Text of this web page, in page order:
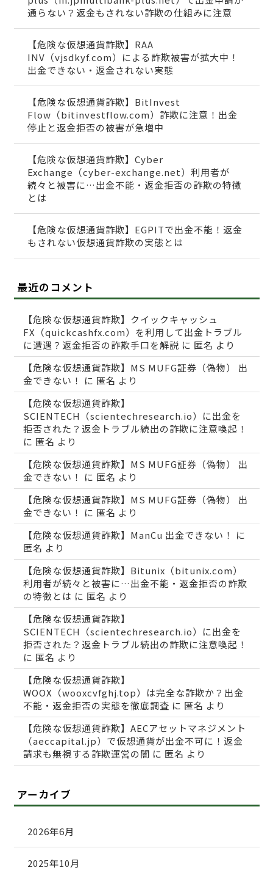
通らない？返金もされない詐欺の仕組みに注意
【危険な仮想通貨詐欺】RAA
INV（vjsdkyf.com）による詐欺被害が拡大中！
出金できない・返金されない実態
【危険な仮想通貨詐欺】BitInvest
Flow（bitinvestflow.com）詐欺に注意！出金
停止と返金拒否の被害が急増中
【危険な仮想通貨詐欺】Cyber
Exchange（cyber-exchange.net）利用者が
続々と被害に…出金不能・返金拒否の詐欺の特徴
とは
【危険な仮想通貨詐欺】EGPITで出金不能！返金
もされない仮想通貨詐欺の実態とは
最近のコメント
【危険な仮想通貨詐欺】クイックキャッシュ
FX（quickcashfx.com）を利用して出金トラブル
に遭遇？返金拒否の詐欺手口を解説 に 匿名 より
【危険な仮想通貨詐欺】MS MUFG証券（偽物） 出
金できない！
に 匿名 より
【危険な仮想通貨詐欺】
SCIENTECH（scientechresearch.io）に出金を
拒否された？返金トラブル続出の詐欺に注意喚起！
に 匿名 より
【危険な仮想通貨詐欺】MS MUFG証券（偽物） 出
金できない！
に 匿名 より
【危険な仮想通貨詐欺】MS MUFG証券（偽物） 出
金できない！
に 匿名 より
【危険な仮想通貨詐欺】ManCu 出金できない！
に
匿名 より
【危険な仮想通貨詐欺】Bitunix（bitunix.com）
利用者が続々と被害に…出金不能・返金拒否の詐欺
の特徴とは に 匿名 より
【危険な仮想通貨詐欺】
SCIENTECH（scientechresearch.io）に出金を
拒否された？返金トラブル続出の詐欺に注意喚起！
に 匿名 より
【危険な仮想通貨詐欺】
WOOX（wooxcvfghj.top）は完全な詐欺か？出金
不能・返金拒否の実態を徹底調査 に 匿名 より
【危険な仮想通貨詐欺】AECアセットマネジメント
（aeccapital.jp）で仮想通貨が出金不可に！返金
請求も無視する詐欺運営の闇 に 匿名 より
アーカイブ
2026年6月
2025年10月